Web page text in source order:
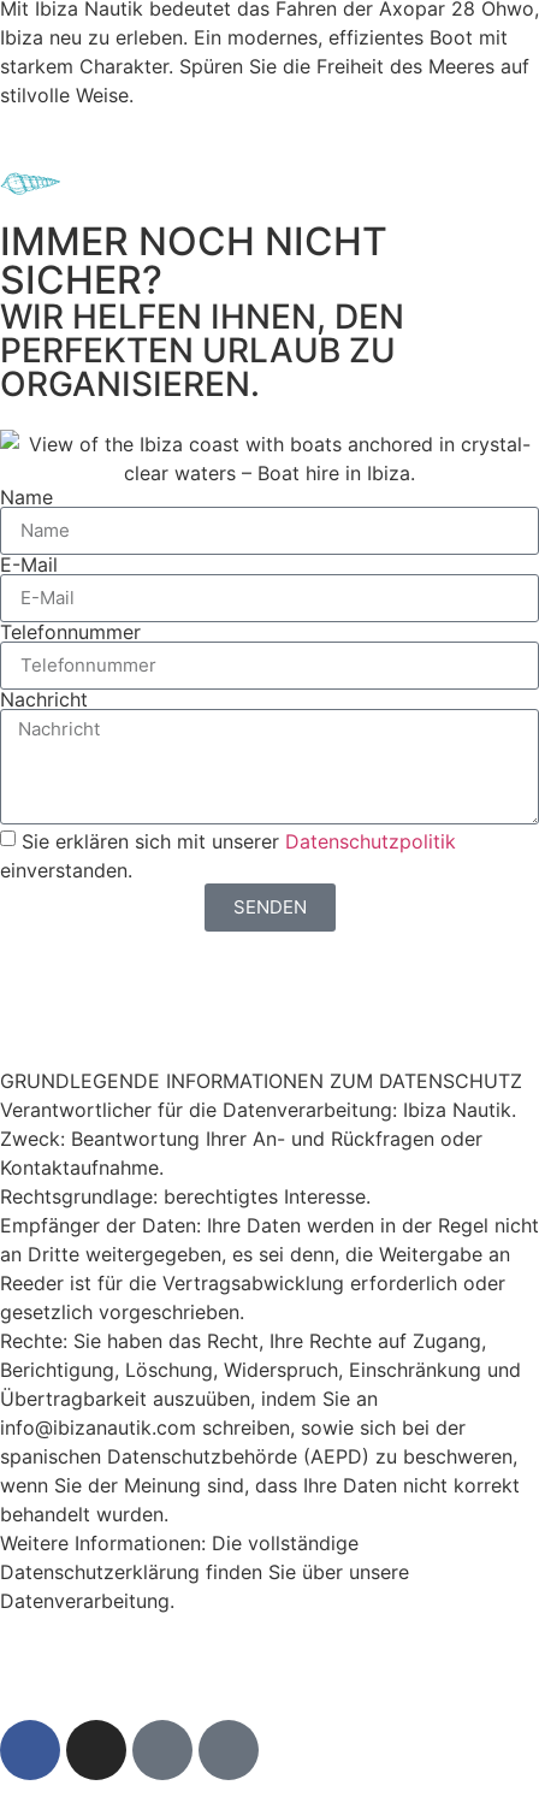
Mit Ibiza Nautik bedeutet das Fahren der Axopar 28 Ohwo,
Ibiza neu zu erleben. Ein modernes, effizientes Boot mit
starkem Charakter. Spüren Sie die Freiheit des Meeres auf
stilvolle Weise.
IMMER NOCH NICHT
SICHER?
WIR HELFEN IHNEN, DEN
PERFEKTEN URLAUB ZU
ORGANISIEREN.
Name
E-Mail
Telefonnummer
Nachricht
Sie erklären sich mit unserer Datenschutzpolitik
einverstanden.
SENDEN
GRUNDLEGENDE INFORMATIONEN ZUM DATENSCHUTZ
Verantwortlicher für die Datenverarbeitung: Ibiza Nautik.
Zweck: Beantwortung Ihrer An- und Rückfragen oder
Kontaktaufnahme.
Rechtsgrundlage: berechtigtes Interesse.
Empfänger der Daten: Ihre Daten werden in der Regel nicht
an Dritte weitergegeben, es sei denn, die Weitergabe an
Reeder ist für die Vertragsabwicklung erforderlich oder
gesetzlich vorgeschrieben.
Rechte: Sie haben das Recht, Ihre Rechte auf Zugang,
Berichtigung, Löschung, Widerspruch, Einschränkung und
Übertragbarkeit auszuüben, indem Sie an
info@ibizanautik.com schreiben, sowie sich bei der
spanischen Datenschutzbehörde (AEPD) zu beschweren,
wenn Sie der Meinung sind, dass Ihre Daten nicht korrekt
behandelt wurden.
Weitere Informationen: Die vollständige
Datenschutzerklärung finden Sie über unsere
Datenverarbeitung.